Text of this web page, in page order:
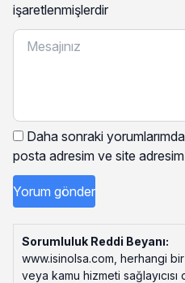
işaretlenmişlerdir
Daha sonraki yorumlarımda
posta adresim ve site
Sorumluluk Reddi Beyanı:
www.isinolsa.com, herhangi
veya kamu hizmeti